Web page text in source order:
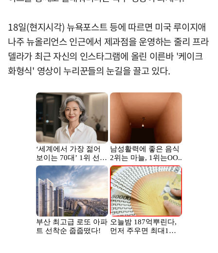
18일(현지시각) 뉴욕포스트 등에 따르면 미국 루이지애
나주 뉴올리언스 인근에서 제과점을 운영하는 줄리 프라
델라가 최근 자신의 인스타그램에 올린 이른바 '케이크
화형식' 영상이 누리꾼들의 눈길을 끌고 있다.